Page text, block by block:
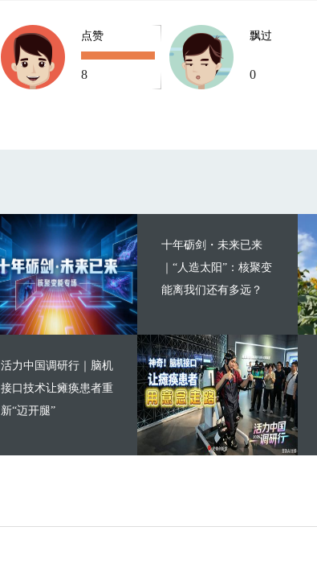
点赞
8
飘过
0
十年砺剑・未来已来
｜“人造太阳”：核聚变
能离我们还有多远？
活力中国调研行｜脑机
接口技术让瘫痪患者重
新“迈开腿”